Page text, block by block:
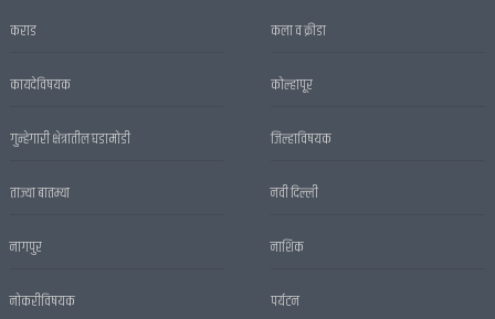
कराड कला व क्रीडा
कायदेविषयक कोल्हापूर
गुन्हेगारी क्षेत्रातील घडामोडी जिल्हाविषयक
ताज्या बातम्या नवी दिल्ली
नागपुर नाशिक
नोकरीविषयक पर्यटन